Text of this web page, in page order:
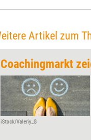
Artikel zum
iStock/Valeriy_G